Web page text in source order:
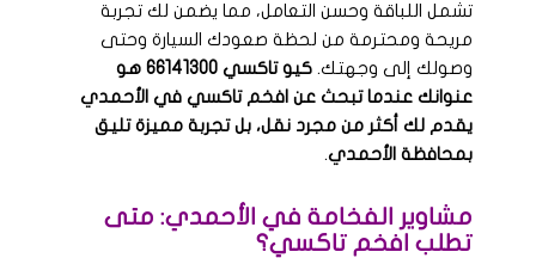
تشمل اللباقة وحسن التعامل، مما يضمن لك تجربة
مريحة ومحترمة من لحظة صعودك السيارة وحتى
وصولك إلى وجهتك.
كيو تاكسي 66141300 هو
عنوانك عندما تبحث عن افخم تاكسي في الأحمدي
يقدم لك أكثر من مجرد نقل، بل تجربة مميزة تليق
بمحافظة الأحمدي.
مشاوير الفخامة في الأحمدي: متى
تطلب افخم تاكسي؟